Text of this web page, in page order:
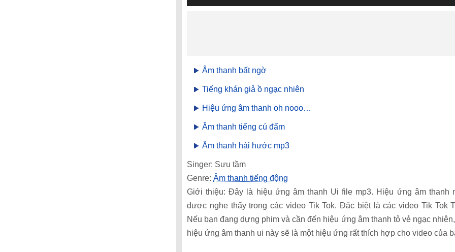
phát
Âm thanh bất ngờ
Tiếng khán giả ồ ngạc nhiên
Hiệu ứng âm thanh oh nooo…
Âm thanh tiếng cú đấm
Âm thanh hài hước mp3
Singer: Sưu tầm
Genre: Âm thanh tiếng động
Giới thiệu: Đây là hiệu ứng âm thanh Ui file mp3. Hiệu ứng âm thanh
được nghe thấy trong các video Tik Tok. Đặc biệt là các video Tik Tok
Nếu bạn đang dựng phim và cần đến hiệu ứng âm thanh tỏ vẻ ngạc
hiệu ứng âm thanh ui này sẽ là một hiệu ứng rất thích hợp cho video của